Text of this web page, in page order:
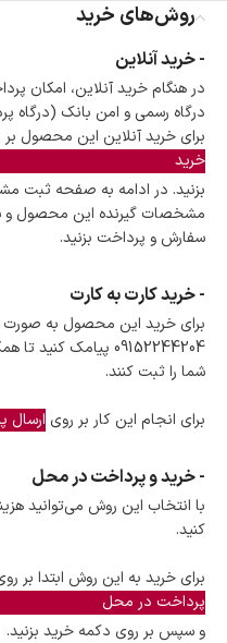
روش‌های خرید
- خرید آنلاین
در هنگام خرید آنلاین، امکان
درگاه رسمی و امن بانک (درگاه
برای خرید آنلاین این محصول بر
خرید
بزنید. در ادامه به صفحه
مشخصات گیرنده این محصول و
سفارش و پرداخت بزنید.
- خرید کارت به کارت
09152244204 پیامک
شما را ثبت کنند.
برای انجام این کار بر روی ارسال
- خرید و پرداخت در محل
با انتخاب این روش می‌توانید
کنید.
برای خرید به این روش ابتدا بر
پرداخت در محل
و سپس بر روی دکمه خرید بزنید.